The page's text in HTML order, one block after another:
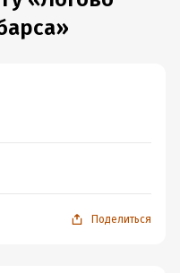
Поделиться